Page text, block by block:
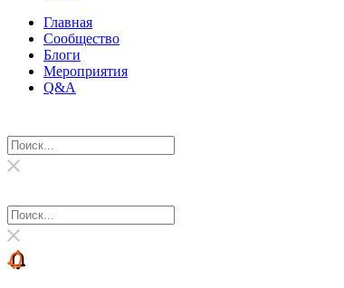
Главная
Сообщество
Блоги
Мероприятия
Q&A